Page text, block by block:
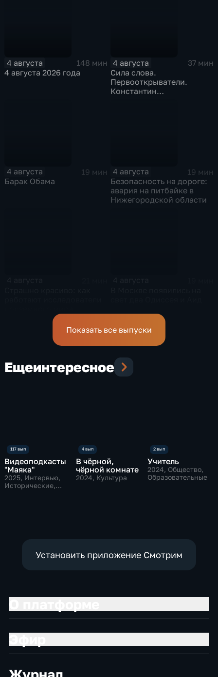
4 августа
148 мин
4 августа 2026 года
4 августа
37 мин
Сила слова.
Первооткрыватели.
Константин
4 августа
19 мин
Барак Обама
4 августа
19 мин
Безопасность на дороге:
авария на питбайке в
Нижегородской области
Показать все выпуски
Ещеинтересное
Видеоподкасты
"Маяка"
2025, Интервью,
Исторические,
В чёрной,
чёрной комнате
2024, Культура
Учитель
2024, Общество,
Образовательные
Установить приложение Смотрим